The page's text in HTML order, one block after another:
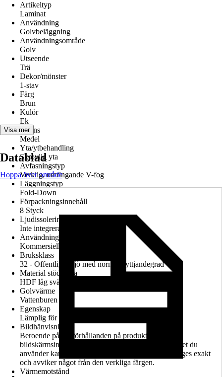
Artikeltyp
Laminat
Användning
Golvbeläggning
Användningsområde
Golv
Utseende
Trä
Dekor/mönster
1-stav
Färg
Brun
Kulör
Ek
Nyans
Medel
Yta/ytbehandling
Skrovlig yta
Avfasningstyp
Verklig, omringande V-fog
Läggningstyp
Fold-Down
Förpackningsinnehåll
8 Styck
Ljudissolering
Inte integrerad
Användning
Kommersiellt, Privata bostäder
Bruksklass
32 - Offentlig miljö med normal nyttjandegrad
Material stödplatta
HDF låg svällning
Golvvärme
Vattenburen
Egenskap
Lämplig för golvvärme
Bildhänvisning
Beroende på ljusförhållanden på produktfotot, olika
bildskärmsinställningar och vilken typ av digital enhet du
använder kan det hända att produktens färg inte återges exakt
och avviker något från den verkliga färgen.
Värmemotstånd
Visa mer
Datablad
Hoppa över område